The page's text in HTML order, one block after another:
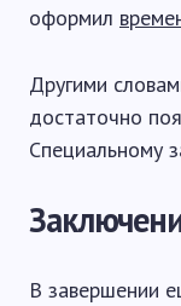
оформил
Другими
достаточно
Специальному
В завершении